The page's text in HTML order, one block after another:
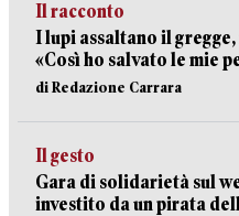
Il racconto
I lupi assaltano il
«Così ho salvato le mie
di Redazione Carrara
Il gesto
Gara di solidarietà sul
investito da un pirata